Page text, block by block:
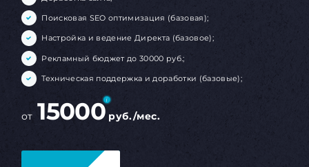
Поисковая SEO оптимизация (базовая);
Настройка и ведение Директа (базовое);
Рекламный бюджет до 30000 руб.;
Техническая поддержка и доработки (базовые);
от 15000 руб./мес.